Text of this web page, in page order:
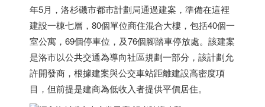
年5月，洛杉磯市都市計劃局通過建案，準備在這裡
建設一棟七層，80個單位商住混合大樓，包括40個一
室公寓，69個停車位，及76個腳踏車停放處。該建案
是洛市以公共交通為導向社區規劃一部分，該計劃允
許開發商，根據建案與公交車站距離建設高密度項
目，但前提是建商為低收入者提供平價居住。